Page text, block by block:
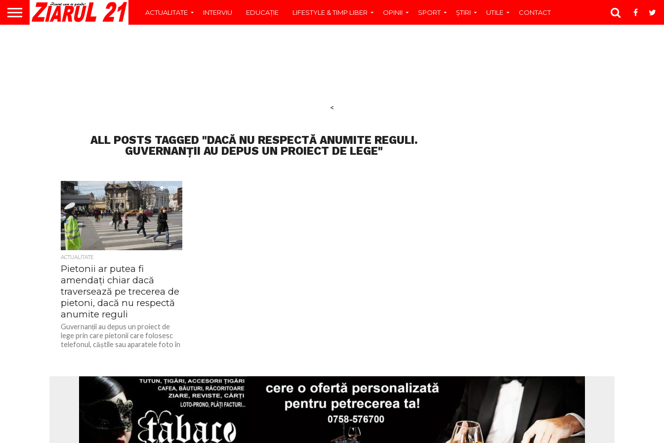
ACTUALITATE INTERVIU EDUCAŢIE LIFESTYLE & TIMP LIBER OPINII SPORT ŞTIRI UTILE CONTACT
<
ALL POSTS TAGGED "DACĂ NU RESPECTĂ ANUMITE REGULI.
GUVERNANȚII AU DEPUS UN PROIECT DE LEGE"
578
ACTUALITATE
Pietonii ar putea fi
amendați chiar dacă
traversează pe trecerea de
pietoni, dacă nu respectă
anumite reguli
Guvernanții au depus un proiect de
lege prin care pietonii care folosesc
telefonul, căștile sau aparatele foto în